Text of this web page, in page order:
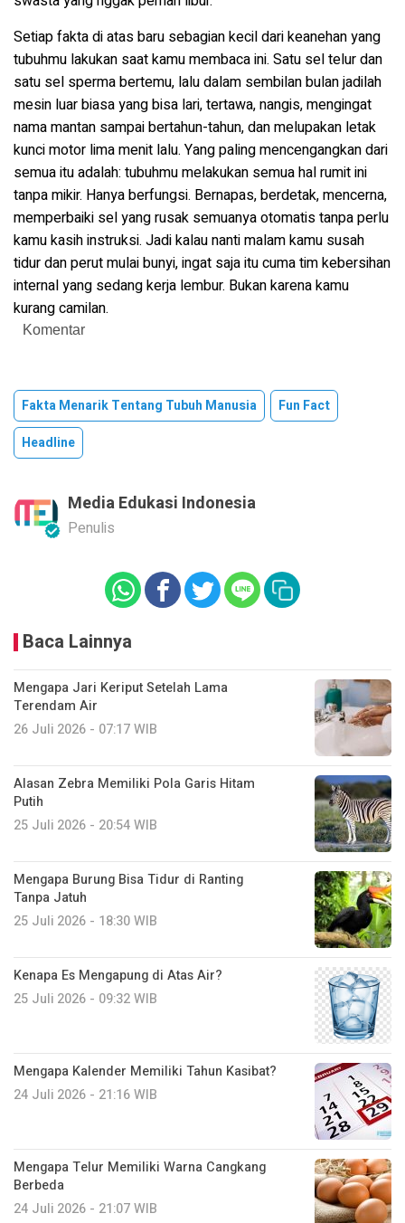
Setiap fakta di atas baru sebagian kecil dari keanehan yang
tubuhmu lakukan saat kamu membaca ini. Satu sel telur dan
satu sel sperma bertemu, lalu dalam sembilan bulan jadilah
mesin luar biasa yang bisa lari, tertawa, nangis, mengingat
nama mantan sampai bertahun-tahun, dan melupakan letak
kunci motor lima menit lalu. Yang paling mencengangkan dari
semua itu adalah: tubuhmu melakukan semua hal rumit ini
tanpa mikir. Hanya berfungsi. Bernapas, berdetak, mencerna,
memperbaiki sel yang rusak semuanya otomatis tanpa perlu
kamu kasih instruksi. Jadi kalau nanti malam kamu susah
tidur dan perut mulai bunyi, ingat saja itu cuma tim kebersihan
internal yang sedang kerja lembur. Bukan karena kamu
kurang camilan.
Komentar
Fakta Menarik Tentang Tubuh Manusia
Fun Fact
Headline
Media Edukasi Indonesia
Penulis
Baca Lainnya
Mengapa Jari Keriput Setelah Lama
Terendam Air
26 Juli 2026 - 07:17 WIB
Alasan Zebra Memiliki Pola Garis Hitam
Putih
25 Juli 2026 - 20:54 WIB
Mengapa Burung Bisa Tidur di Ranting
Tanpa Jatuh
25 Juli 2026 - 18:30 WIB
Kenapa Es Mengapung di Atas Air?
25 Juli 2026 - 09:32 WIB
Mengapa Kalender Memiliki Tahun Kasibat?
24 Juli 2026 - 21:16 WIB
Mengapa Telur Memiliki Warna Cangkang
Berbeda
24 Juli 2026 - 21:07 WIB